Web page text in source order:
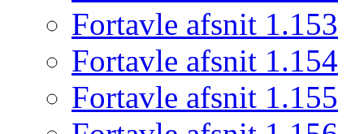
Fortavle afsnit 1.153
Fortavle afsnit 1.154
Fortavle afsnit 1.155